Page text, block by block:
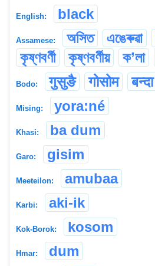
English: black
Assamese: অসিত এঙেৰুৱা
কৃষ্ণবৰ্ণী
কৃষ্ণবৰ্ণীয় ক’লা
Bodo: गुसुङै गोसोम बन्दा
Mising: yora:né
Khasi: ba dum
Garo: gisim
Meeteilon: amubaa
Karbi: aki-ik
Kok-Borok: kosom
Hmar: dum